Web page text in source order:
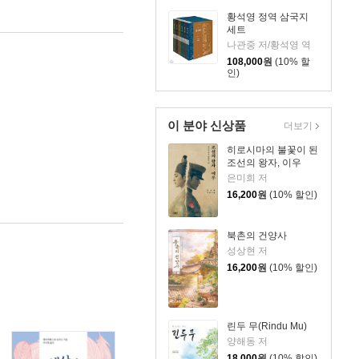
황석영 정역 삼국지
세트
나관중 저/황석영 역
108,000원 (10% 할
인)
이 분야 신상품
히로시마의 불꽃이 된
조선의 왕자, 이우
은미희 저
16,200원 (10% 할인)
북촌의 건양사
성상현 저
16,200원 (10% 할인)
린두 무(Rindu Mu)
양해동 저
더보기